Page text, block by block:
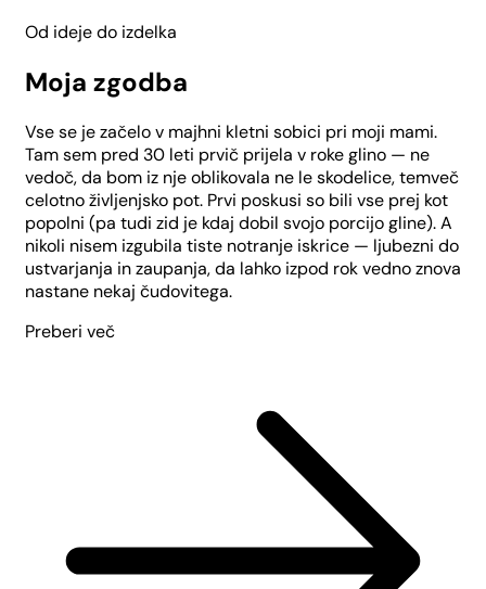
Od ideje do izdelka
Moja zgodba
Vse se je začelo v majhni kletni sobici pri moji mami.
Tam sem pred 30 leti prvič prijela v roke glino — ne
vedoč, da bom iz nje oblikovala ne le skodelice, temveč
celotno življenjsko pot. Prvi poskusi so bili vse prej kot
popolni (pa tudi zid je kdaj dobil svojo porcijo gline). A
nikoli nisem izgubila tiste notranje iskrice — ljubezni do
ustvarjanja in zaupanja, da lahko izpod rok vedno znova
nastane nekaj čudovitega.
Preberi več